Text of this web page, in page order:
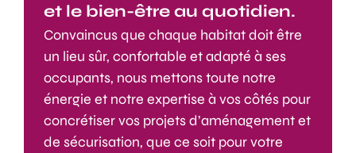
et le bien-être au quotidien.
Convaincus que chaque habitat doit être
un lieu sûr, confortable et adapté à ses
occupants, nous mettons toute notre
énergie et notre expertise à vos côtés pour
concrétiser vos projets d’aménagement et
de sécurisation, que ce soit pour votre